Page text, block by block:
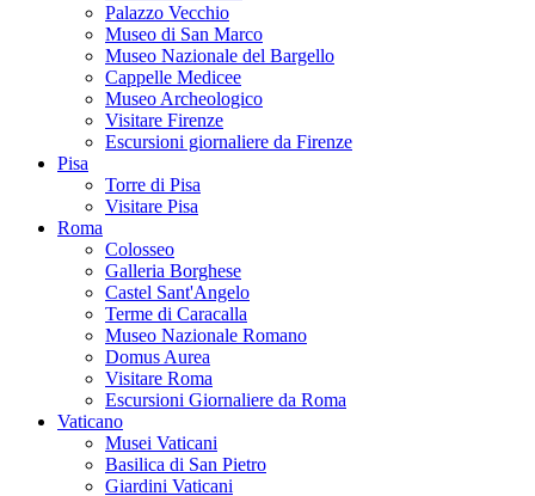
Palazzo Vecchio
Museo di San Marco
Museo Nazionale del Bargello
Cappelle Medicee
Museo Archeologico
Visitare Firenze
Escursioni giornaliere da Firenze
Pisa
Torre di Pisa
Visitare Pisa
Roma
Colosseo
Galleria Borghese
Castel Sant'Angelo
Terme di Caracalla
Museo Nazionale Romano
Domus Aurea
Visitare Roma
Escursioni Giornaliere da Roma
Vaticano
Musei Vaticani
Basilica di San Pietro
Giardini Vaticani